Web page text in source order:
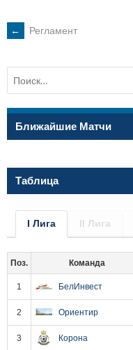
POST
NAVIGATION
← Регламент
Ближайшие Матчи
Таблица
I Лига II Лига
Поз. Команда
1 БелИнвест
2 Ориентир
3 Корона